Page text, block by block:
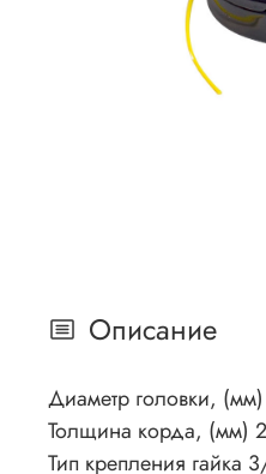
Описание
Диаметр головки,
Толщина корда, (мм)
Тип крепления гайка